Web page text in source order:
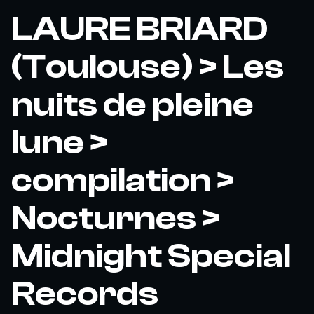
LAURE BRIARD
(Toulouse) > Les
nuits de pleine
lune >
compilation >
Nocturnes >
Midnight Special
Records